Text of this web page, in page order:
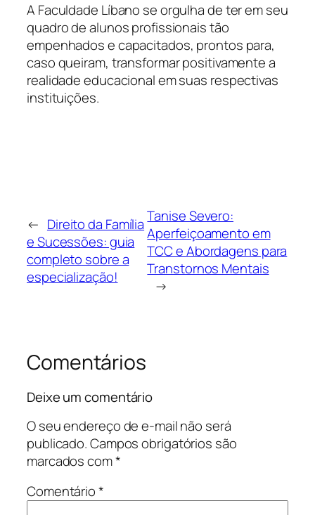
A Faculdade Líbano se orgulha de ter em seu
quadro de alunos profissionais tão
empenhados e capacitados, prontos para,
caso queiram, transformar positivamente a
realidade educacional em suas respectivas
instituições.
← Direito da Família
e Sucessões: guia
completo sobre a
especialização!
Tanise Severo:
Aperfeiçoamento em
TCC e Abordagens para
Transtornos Mentais
→
Comentários
Deixe um comentário
O seu endereço de e-mail não será
publicado.Campos obrigatórios são
marcados com*
Comentário*